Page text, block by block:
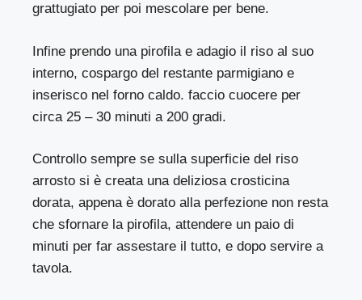
grattugiato per poi mescolare per bene.
Infine prendo una pirofila e adagio il riso al suo
interno, cospargo del restante parmigiano e
inserisco nel forno caldo. faccio cuocere per
circa 25 – 30 minuti a 200 gradi.
Controllo sempre se sulla superficie del riso
arrosto si è creata una deliziosa crosticina
dorata, appena è dorato alla perfezione non resta
che sfornare la pirofila, attendere un paio di
minuti per far assestare il tutto, e dopo servire a
tavola.